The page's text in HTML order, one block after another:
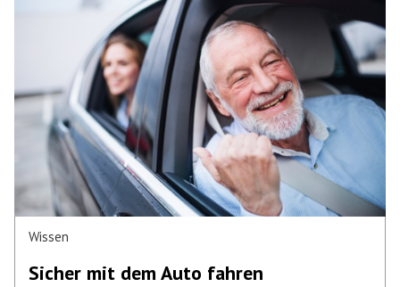
Wissen
Sicher mit dem Auto fahren